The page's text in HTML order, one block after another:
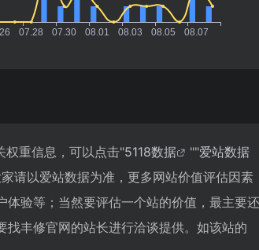
权重信息，可以点击"5118数据 ""爱站数据
请以爱站数据为准，更多网站价值评估因素
验等；当然要评估一个站的价值，最主要还
丰修官网的站长进行洽谈提供。如该站的